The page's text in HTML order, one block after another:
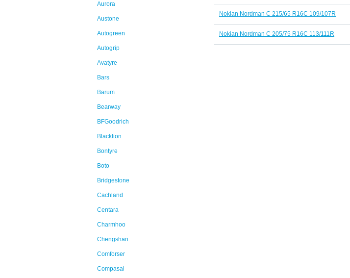
Aurora
Austone
Autogreen
Autogrip
Avatyre
Bars
Barum
Bearway
BFGoodrich
Blacklion
Bontyre
Boto
Bridgestone
Cachland
Centara
Charmhoo
Chengshan
Comforser
Compasal
Nokian Nordman C 215/65 R16C 109/107R
Nokian Nordman C 205/75 R16C 113/111R